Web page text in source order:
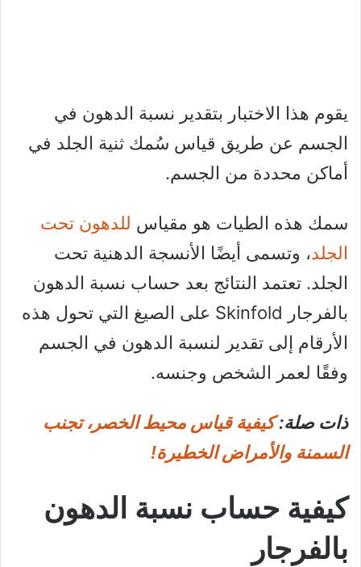
يقوم هذا الاختبار بتقدير نسبة الدهون في
الجسم عن طريق قياس سُمك ثنية الجلد في
أماكن محددة من الجسم.
سمك هذه الطيات هو مقياس للدهون تحت
الجلد، وتسمى أيضًا الأنسجة الدهنية تحت
الجلد. تعتمد النتائج بعد حساب نسبة الدهون
بالفرجار Skinfold على الصيغ التي تحول هذه
الأرقام إلى تقدير لنسبة الدهون في الجسم
وفقًا لعمر الشخص وجنسه.
ذات صلة: كيفية قياس محيط الخصر، تجنب
السمنة والأمراض الخطيرة!
كيفية حساب نسبة الدهون
بالفرجار